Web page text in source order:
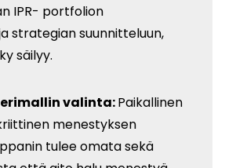
IPR- portfolion
strategian suunnitteluun,
säilyy.
valinta:Paikallinen
menestyksen
tulee omata sekä